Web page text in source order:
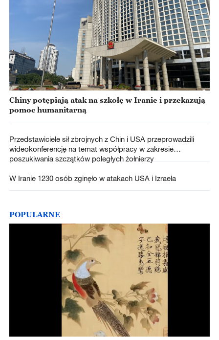
Chiny potępiają atak na szkołę w Iranie i przekazują
pomoc humanitarną
Przedstawiciele sił zbrojnych z Chin i USA przeprowadzili
wideokonferencję na temat współpracy w zakresie
poszukiwania szczątków poległych żołnierzy
W Iranie 1230 osób zginęło w atakach USA i Izraela
POPULARNE